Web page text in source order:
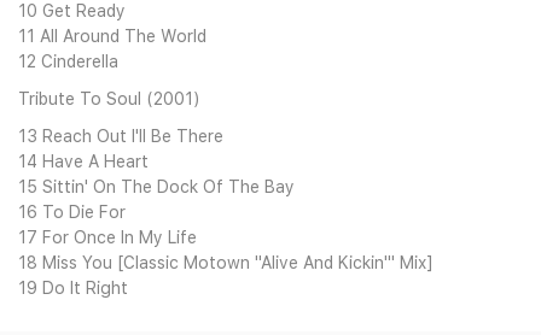
10 Get Ready
11 All Around The World
12 Cinderella
Tribute To Soul (2001)
13 Reach Out I'll Be There
14 Have A Heart
15 Sittin' On The Dock Of The Bay
16 To Die For
17 For Once In My Life
18 Miss You [Classic Motown ''Alive And Kickin''' Mix]
19 Do It Right